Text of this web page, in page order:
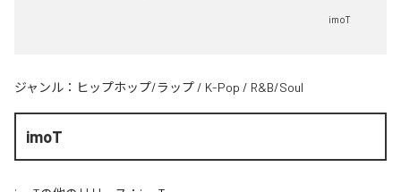
imoT
ジャンル： ヒップホップ/ラップ / K-Pop / R&B/Soul
imoT